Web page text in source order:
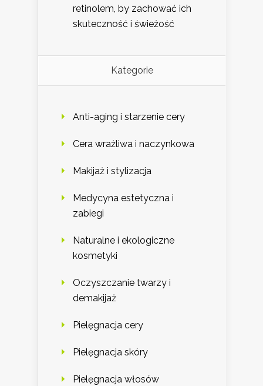
retinolem, by zachować ich
skuteczność i świeżość
Kategorie
Anti-aging i starzenie cery
Cera wrażliwa i naczynkowa
Makijaż i stylizacja
Medycyna estetyczna i
zabiegi
Naturalne i ekologiczne
kosmetyki
Oczyszczanie twarzy i
demakijaż
Pielęgnacja cery
Pielęgnacja skóry
Pielęgnacja włosów